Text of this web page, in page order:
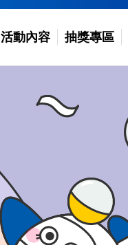
活動內容 抽獎專區